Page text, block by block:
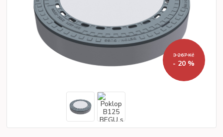
3 267 Kč
- 20 %